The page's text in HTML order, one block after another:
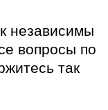
независимы
вопросы по
так